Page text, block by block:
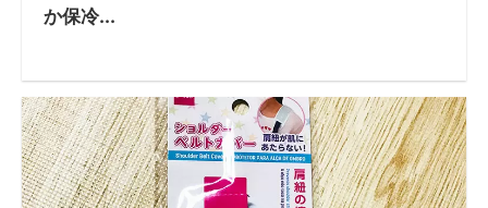
か保冷...